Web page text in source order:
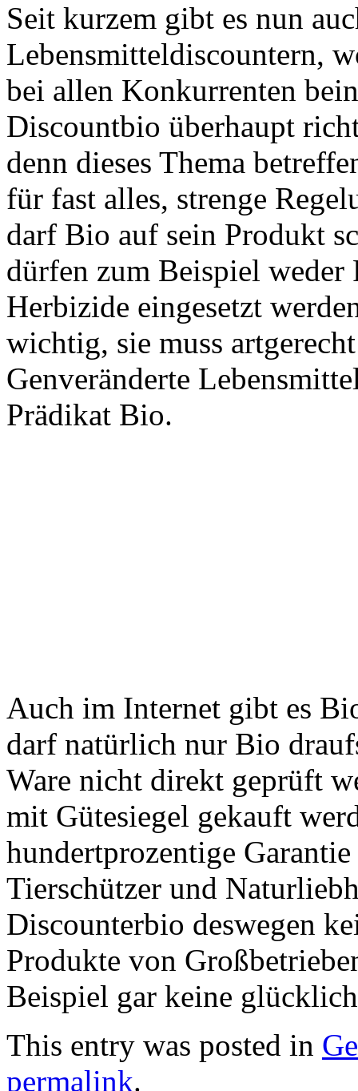
Seit kurzem gibt es nun
Lebensmitteldiscountern,
bei allen Konkurrenten
Discountbio überhaupt
denn dieses Thema
für fast alles, strenge
darf Bio auf sein Produkt
dürfen zum Beispiel
Herbizide eingesetzt
wichtig, sie muss
Genveränderte
Prädikat Bio.
Auch im Internet gibt es
darf natürlich nur Bio
Ware nicht direkt geprüft
mit Gütesiegel gekauft
hundertprozentige
Tierschützer und
Discounterbio deswegen
Produkte von
Beispiel gar keine
This entry was posted in
permalink.